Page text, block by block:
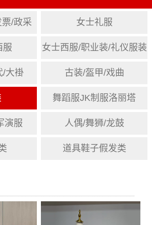
/政采 女士礼服
服 女士西服/职业装/礼仪服装
/大褂 古装/盔甲/戏曲
舞蹈服JK制服洛丽塔
演服 人偶/舞狮/龙鼓
道具鞋子假发类